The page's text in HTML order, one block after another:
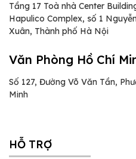
Tầng 17 Toà nhà Center
Hapulico Complex, số 1
Xuân, Thành phố Hà Nội
Văn Phòng Hồ Chí
Số 127, Đường Võ Văn Tần,
Minh
HỖ TRỢ